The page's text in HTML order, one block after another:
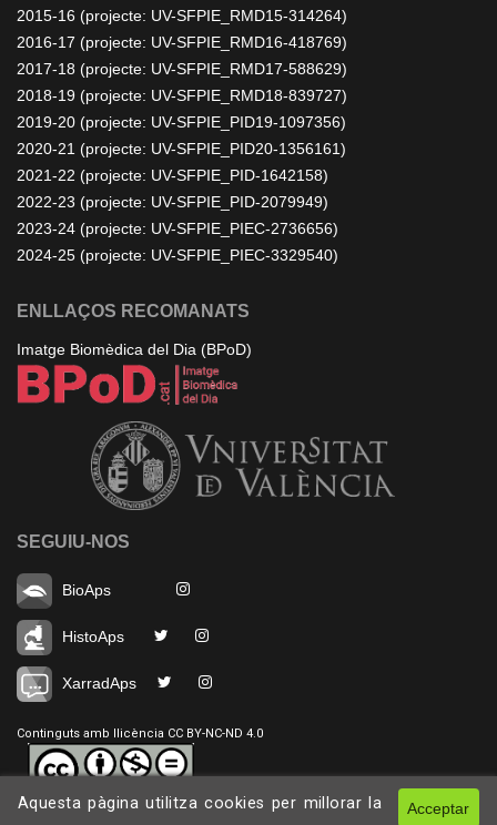
2015-16 (projecte: UV-SFPIE_RMD15-314264)
2016-17 (projecte: UV-SFPIE_RMD16-418769)
2017-18 (projecte: UV-SFPIE_RMD17-588629)
2018-19 (projecte: UV-SFPIE_RMD18-839727)
2019-20 (projecte: UV-SFPIE_PID19-1097356)
2020-21 (projecte: UV-SFPIE_PID20-1356161)
2021-22 (projecte: UV-SFPIE_PID-1642158)
2022-23 (projecte: UV-SFPIE_PID-2079949)
2023-24 (projecte: UV-SFPIE_PIEC-2736656)
2024-25 (projecte: UV-SFPIE_PIEC-3329540)
ENLLAÇOS RECOMANATS
Imatge Biomèdica del Dia (BPoD)
SEGUIU-NOS
BioAps
HistoAps
XarradAps
Continguts amb llicència CC BY-NC-ND 4.0
Acceptar
Aquesta pàgina utilitza cookies per millorar la